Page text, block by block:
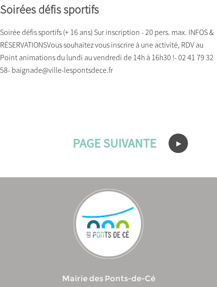
Soirées défis sportifs
Soirée défis sportifs (+ 16 ans) Sur inscription - 20 pers. max. INFOS &
RÉSERVATIONSVous souhaitez vous inscrire à une activité, RDV au
Point animations du lundi au vendredi de 14h à 16h30 !- 02 41 79 32
58- baignade@ville-lespontsdece.fr
PAGE SUIVANTE
Mairie des Ponts-de-Cé